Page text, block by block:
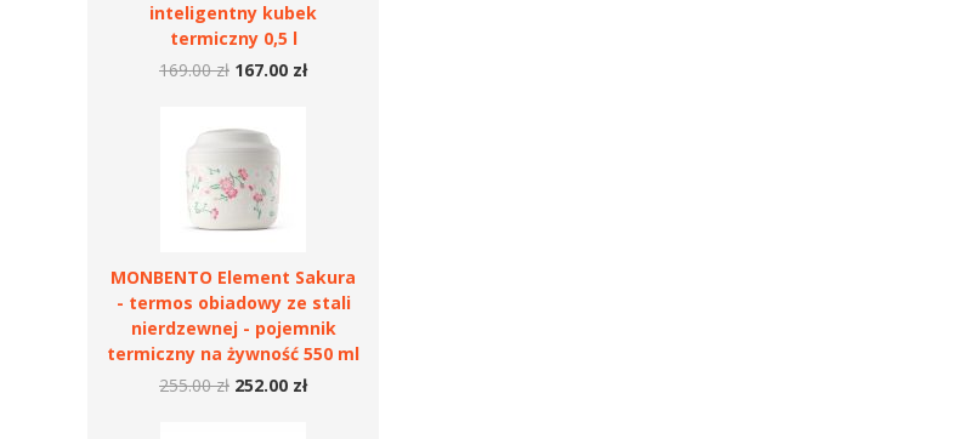
inteligentny kubek
termiczny 0,5 l
169.00 zł 167.00 zł
MONBENTO Element Sakura
- termos obiadowy ze stali
nierdzewnej - pojemnik
termiczny na żywność 550 ml
255.00 zł 252.00 zł